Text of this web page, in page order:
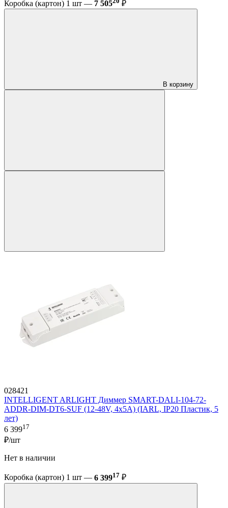
Коробка (картон) 1 шт — 7 505 ₽
В корзину
028421
INTELLIGENT ARLIGHT Диммер SMART-DALI-104-72-
ADDR-DIM-DT6-SUF (12-48V, 4x5A) (IARL, IP20 Пластик, 5
лет)
6 39917
₽/шт
Нет в наличии
Коробка (картон) 1 шт — 6 39917 ₽